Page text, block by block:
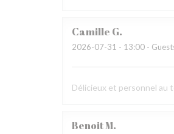
Camille G
2026-07-31 - 13:00 -
Délicieux et personnel au
BenoitM